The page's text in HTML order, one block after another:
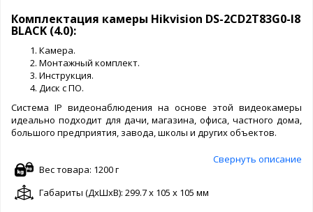
Комплектация камеры Hikvision DS-2CD2T83G0-I8
BLACK (4.0):
Камера.
Монтажный комплект.
Инструкция.
Диск с ПО.
Система IP видеонаблюдения на основе этой видеокамеры
идеально подходит для дачи, магазина, офиса, частного дома,
большого предприятия, завода, школы и других объектов.
Свернуть описание
Вес товара: 1200 г
Габариты (ДxШxВ): 299.7 x 105 x 105 мм